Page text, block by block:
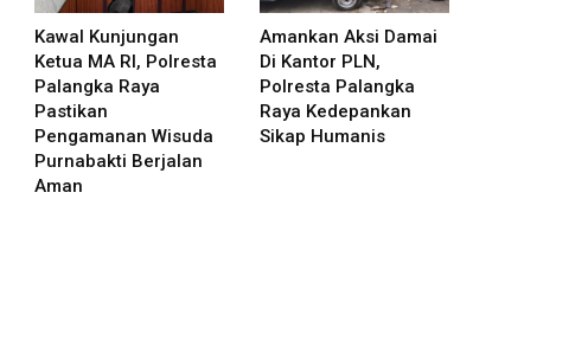
Kawal Kunjungan
Ketua MA RI, Polresta
Palangka Raya
Pastikan
Pengamanan Wisuda
Purnabakti Berjalan
Aman
Amankan Aksi Damai
Di Kantor PLN,
Polresta Palangka
Raya Kedepankan
Sikap Humanis